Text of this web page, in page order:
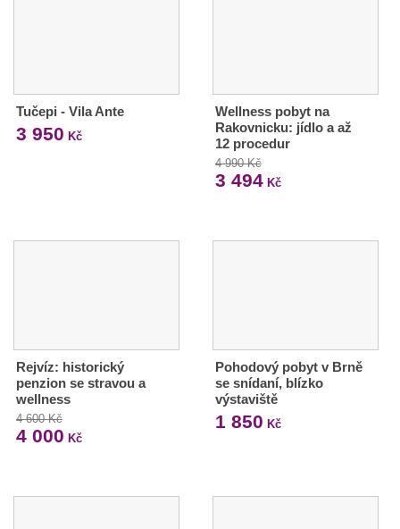
Tučepi - Vila Ante
3 950 Kč
Wellness pobyt na
Rakovnicku: jídlo a až
12 procedur
4 990 Kč
3 494Kč
Rejvíz: historický
penzion se stravou a
wellness
4 600 Kč
4 000 Kč
Pohodový pobyt v Brně
se snídaní, blízko
výstaviště
1 850 Kč